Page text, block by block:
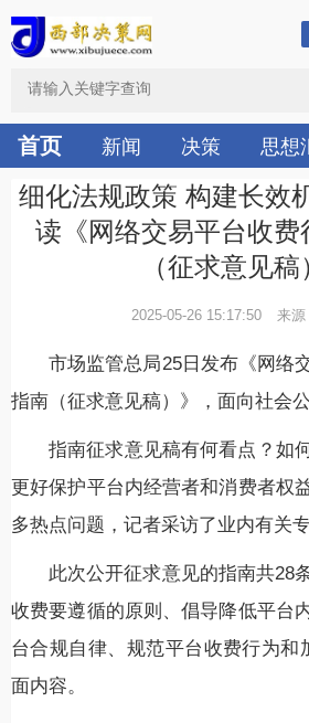
首页 新闻 决策 思想
细化法规政策 构建长
读《网络交易平台收费
（征求意见稿
2025-05-26 15:17:50 来源
市场监管总局25日发布《网络
指南（征求意见稿）》，面向社会
指南征求意见稿有何看点？如
更好保护平台内经营者和消费者权
多热点问题，记者采访了业内有关专
此次公开征求意见的指南共28
收费要遵循的原则、倡导降低平台
台合规自律、规范平台收费行为和
面内容。